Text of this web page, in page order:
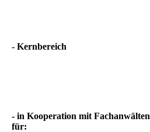
- Kernbereich
- in Kooperation mit Fachanwälten
für: